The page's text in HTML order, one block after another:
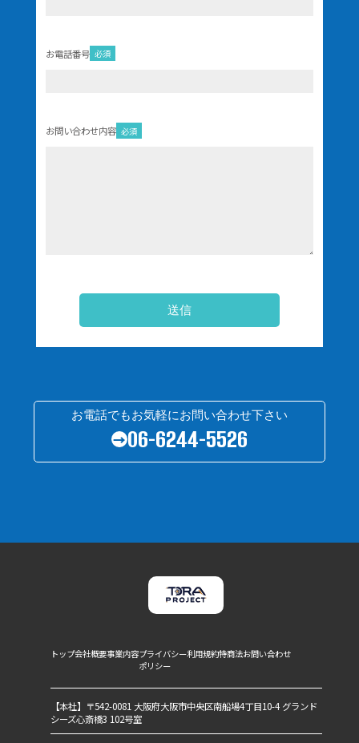
必須
お電話番号
必須
お問い合わせ内容
お電話でもお気軽にお問い合わせ下さい
→06-6244-5526
トップ会社概要事業内容プライバシー
ポリシー
利用規約特商法お問い合わせ
【本社】〒542-0081 大阪府大阪市中央区南船場4丁目10-4 グランド
シーズ心斎橋3 102号室